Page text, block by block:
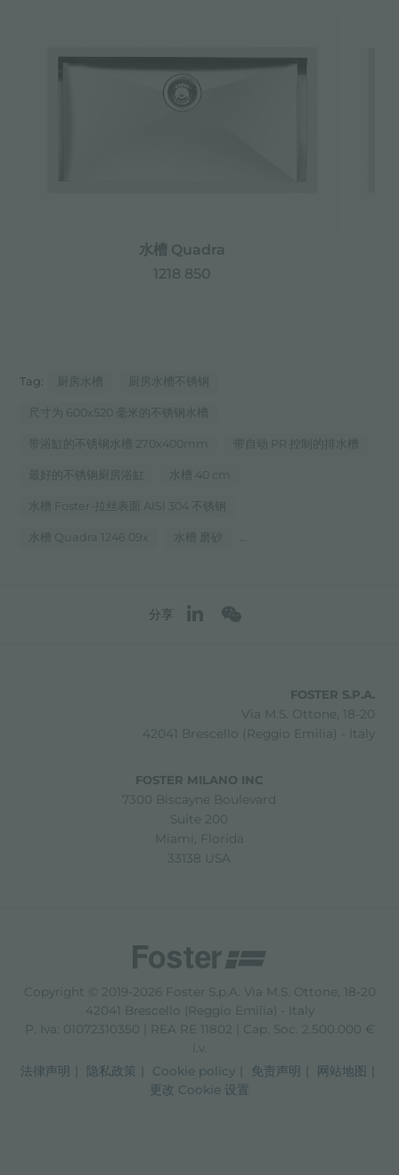
水槽 Quadra
1218 850
Tag: 厨房水槽 厨房水槽不锈钢
尺寸为 600x520 毫米的不锈钢水槽
带浴缸的不锈钢水槽 270x400mm 带自动 PR 控制的排水槽
最好的不锈钢厨房浴缸 水槽 40 cm
水槽 Foster-拉丝表面 AISI 304 不锈钢
水槽 Quadra 1246 09x 水槽 磨砂 ...
分享
FOSTER S.P.A.
Via M.S. Ottone, 18-20
42041 Brescello (Reggio Emilia) - Italy
FOSTER MILANO INC
7300 Biscayne Boulevard
Suite 200
Miami, Florida
33138 USA
Copyright © 2019-2026 Foster S.p.A. Via M.S. Ottone, 18-20
42041 Brescello (Reggio Emilia) - Italy
P. Iva: 01072310350 | REA RE 11802 | Cap. Soc. 2.500.000 €
i.v.
法律声明
隐私政策 Cookie policy 免责声明
网站地图
更改 Cookie 设置